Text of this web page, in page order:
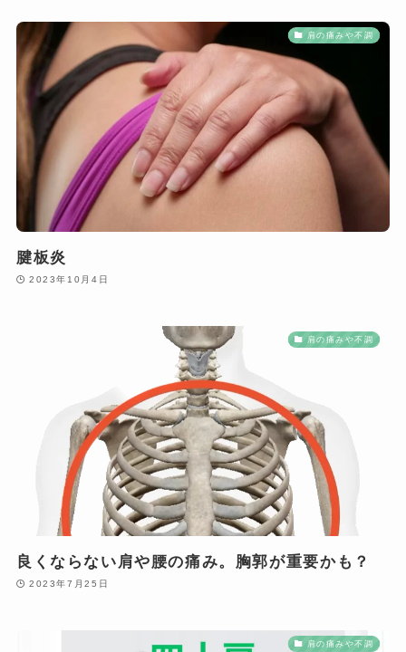
肩の痛みや不調
腱板炎
2023年10月4日
肩の痛みや不調
良くならない肩や腰の痛み。胸郭が重要かも？
2023年7月25日
肩の痛みや不調